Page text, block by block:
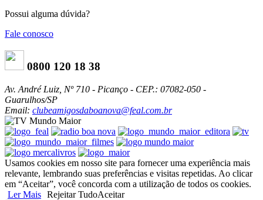
Possui alguma dúvida?
Fale conosco
0800 120 18 38
Av. André Luiz, Nº 710 - Picanço - CEP.: 07082-050 -
Guarulhos/SP
Email: clubeamigosdaboanova@feal.com.br
Usamos cookies em nosso site para fornecer uma experiência mais
relevante, lembrando suas preferências e visitas repetidas. Ao clicar
em “Aceitar”, você concorda com a utilização de todos os cookies.
Ler Mais Rejeitar TudoAceitar